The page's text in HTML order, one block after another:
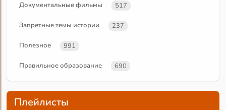
Документальные фильмы 517
Запретные темы истории 237
Полезное 991
Правильное образование 690
Плейлисты